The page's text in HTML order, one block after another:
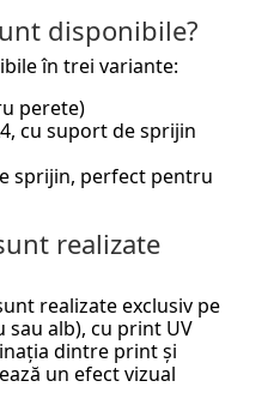
disponibile?
în trei variante:
perete)
cu suport de sprijin
sprijin, perfect pentru
realizate
realizate exclusiv pe
sau alb), cu print UV
dintre print și
un efect vizual